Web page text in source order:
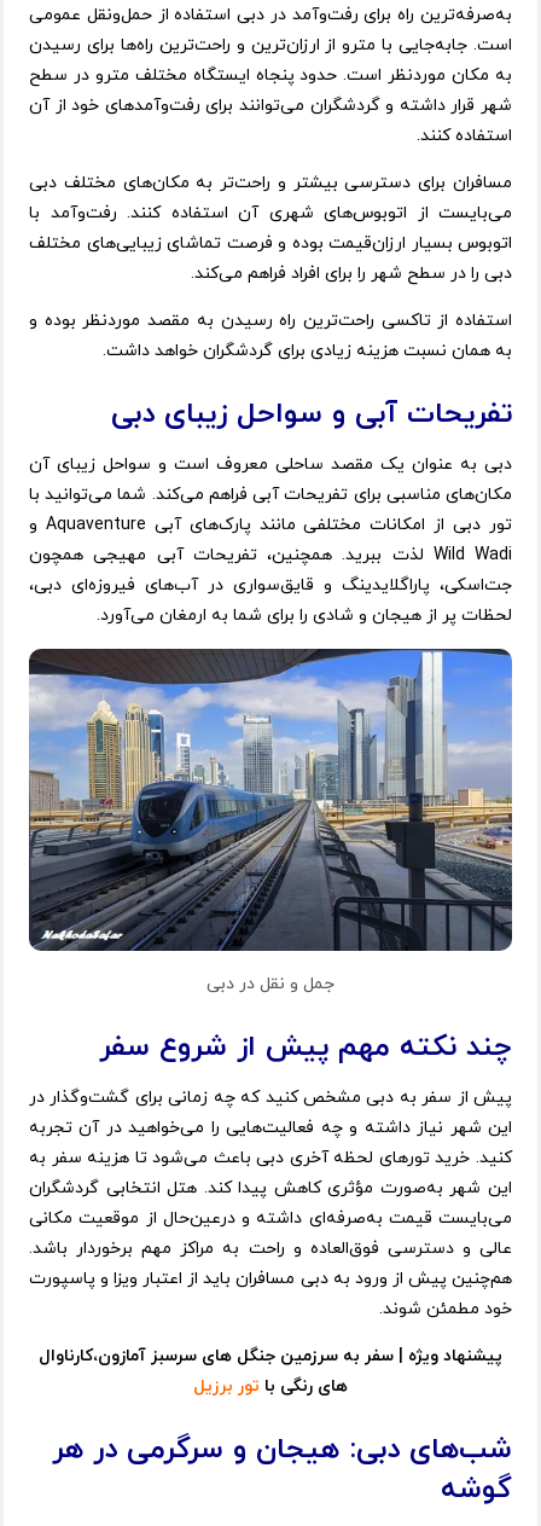
به‌صرفه‌ترین راه برای رفت‌وآمد در دبی استفاده از حمل‌ونقل عمومی
است. جابه‌جایی با مترو از ارزان‌ترین و راحت‌ترین راه‌ها برای رسیدن
به مکان موردنظر است. حدود پنجاه ایستگاه مختلف مترو در سطح
شهر قرار داشته و گردشگران می‌توانند برای رفت‌وآمدهای خود از آن
استفاده کنند.
مسافران برای دسترسی بیشتر و راحت‌تر به مکان‌های مختلف دبی
می‌بایست از اتوبوس‌های شهری آن استفاده کنند. رفت‌وآمد با
اتوبوس بسیار ارزان‌قیمت بوده و فرصت تماشای زیبایی‌های مختلف
دبی را در سطح شهر را برای افراد فراهم می‌کند.
استفاده از تاکسی راحت‌ترین راه رسیدن به مقصد موردنظر بوده و
به همان نسبت هزینه زیادی برای گردشگران خواهد داشت.
تفریحات آبی و سواحل زیبای دبی
دبی به عنوان یک مقصد ساحلی معروف است و سواحل زیبای آن
مکان‌های مناسبی برای تفریحات آبی فراهم می‌کند. شما می‌توانید با
تور دبی از امکانات مختلفی مانند پارک‌های آبی Aquaventure و
Wild Wadi لذت ببرید. همچنین، تفریحات آبی مهیجی همچون
جت‌اسکی، پاراگلایدینگ و قایق‌سواری در آب‌های فیروزه‌ای دبی،
لحظات پر از هیجان و شادی را برای شما به ارمغان می‌آورد.
جمل و نقل در دبی
چند نکته مهم پیش از شروع سفر
پیش از سفر به دبی مشخص کنید که چه زمانی برای گشت‌وگذار در
این شهر نیاز داشته و چه فعالیت‌هایی را می‌خواهید در آن تجربه
کنید. خرید تورهای لحظه آخری دبی باعث می‌شود تا هزینه سفر به
این شهر به‌صورت مؤثری کاهش پیدا کند. هتل انتخابی گردشگران
می‌بایست قیمت به‌صرفه‌ای داشته و درعین‌حال از موقعیت مکانی
عالی و دسترسی فوق‌العاده و راحت به مراکز مهم برخوردار باشد.
هم‌چنین پیش از ورود به دبی مسافران باید از اعتبار ویزا و پاسپورت
خود مطمئن شوند.
پیشنهاد ویژه | سفر به سرزمین جنگل های سرسبز آمازون،کارناوال
های رنگی با تور برزیل
شب‌های دبی: هیجان و سرگرمی در هر
گوشه